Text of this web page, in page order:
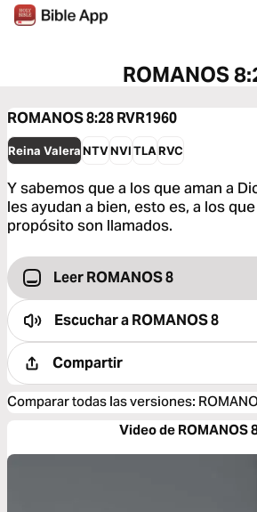
ROMANOS
ROMANOS 8:28RVR1960
Reina ValeraNTVNVITLARVC
Y sabemos que a los que aman a
les ayudan a bien, esto es, a los
propósito son llamados.
Leer ROMANOS 8
Escuchar aROMANOS 8
Compartir
Comparar todas las versiones:
Video de ROMANOS